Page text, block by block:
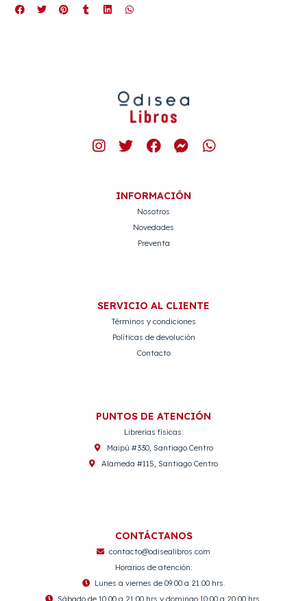
INFORMACIÓN
Nosotros
Novedades
Preventa
SERVICIO AL CLIENTE
Términos y condiciones
Políticas de devolución
Contacto
PUNTOS DE ATENCIÓN
Librerías físicas:
Maipú #330, Santiago Centro
Alameda #115, Santiago Centro
CONTÁCTANOS
contacto@odisealibros.com
Horarios de atención:
Lunes a viernes de 09:00 a 21:00 hrs.
Sábado de 10:00 a 21:00 hrs y domingo 10:00 a 20:00 hrs.